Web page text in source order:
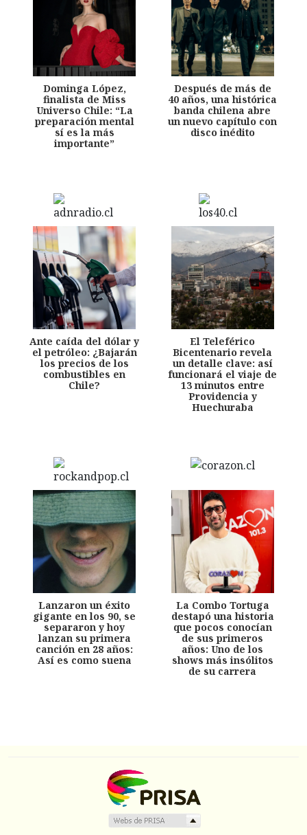
Dominga López,
finalista de Miss
Universo Chile: “La
preparación mental
sí es la más
importante”
Después de más de
40 años, una histórica
banda chilena abre
un nuevo capítulo con
disco inédito
Ante caída del dólar y
el petróleo: ¿Bajarán
los precios de los
combustibles en
Chile?
El Teleférico
Bicentenario revela
un detalle clave: así
funcionará el viaje de
13 minutos entre
Providencia y
Huechuraba
Lanzaron un éxito
gigante en los 90, se
separaron y hoy
lanzan su primera
canción en 28 años:
Así es como suena
La Combo Tortuga
destapó una historia
que pocos conocían
de sus primeros
años: Uno de los
shows más insólitos
de su carrera